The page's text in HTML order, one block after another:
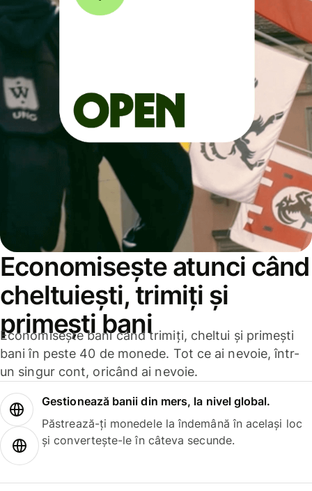
Economisește atunci când
cheltuiești, trimiți și
primești bani
Economisește bani când trimiți, cheltui și primești
bani în peste 40 de monede. Tot ce ai nevoie, într-
un singur cont, oricând ai nevoie.
Gestionează banii din mers, la nivel global.
Păstrează-ți monedele la îndemână în același loc
și convertește-le în câteva secunde.